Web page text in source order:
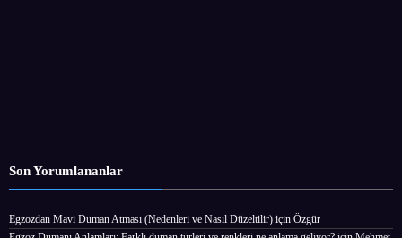
Son Yorumlananlar
Egzozdan Mavi Duman Atması (Nedenleri ve Nasıl Düzeltilir) için Özgür